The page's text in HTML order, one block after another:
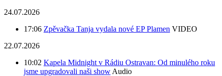
24.07.2026
17:06 Zpěvačka Tanja vydala nové EP Plamen VIDEO
22.07.2026
10:02 Kapela Midnight v Rádiu Ostravan: Od minulého roku
jsme upgradovali naši show Audio